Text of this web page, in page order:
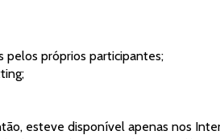
pelos próprios participantes;